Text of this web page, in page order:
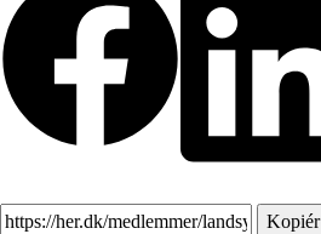
Kopiér